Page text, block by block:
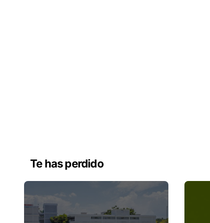
Te has perdido